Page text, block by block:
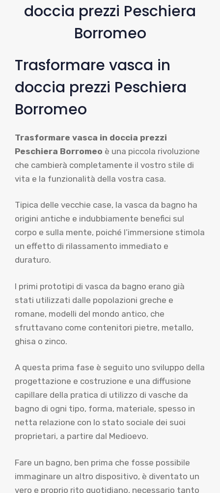
doccia prezzi Peschiera
Borromeo
Trasformare vasca in
doccia prezzi Peschiera
Borromeo
Trasformare vasca in doccia prezzi
Peschiera Borromeo è una piccola rivoluzione
che cambierà completamente il vostro stile di
vita e la funzionalità della vostra casa.
Tipica delle vecchie case, la vasca da bagno ha
origini antiche e indubbiamente benefici sul
corpo e sulla mente, poiché l’immersione stimola
un effetto di rilassamento immediato e
duraturo.
I primi prototipi di vasca da bagno erano già
stati utilizzati dalle popolazioni greche e
romane, modelli del mondo antico, che
sfruttavano come contenitori pietre, metallo,
ghisa o zinco.
A questa prima fase è seguito uno sviluppo della
progettazione e costruzione e una diffusione
capillare della pratica di utilizzo di vasche da
bagno di ogni tipo, forma, materiale, spesso in
netta relazione con lo stato sociale dei suoi
proprietari, a partire dal Medioevo.
Fare un bagno, ben prima che fosse possibile
immaginare un altro dispositivo, è diventato un
vero e proprio rito quotidiano, necessario tanto